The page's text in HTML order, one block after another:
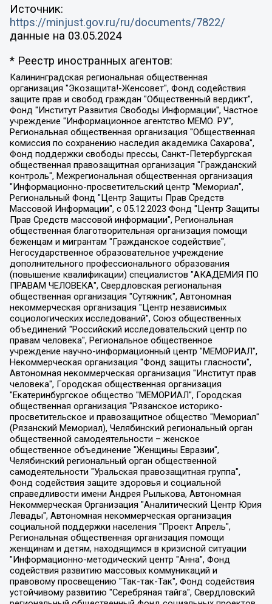
Источник:
https://minjust.gov.ru/ru/documents/7822/
данные на 03.05.2024
* Реестр иностранных агентов:
Калининградская региональная общественная организация "Экозащита!-Женсовет", Фонд содействия защите прав и свобод граждан "Общественный вердикт", Фонд "Институт Развития Свободы Информации", Частное учреждение "Информационное агентство МЕМО. РУ", Региональная общественная организация "Общественная комиссия по сохранению наследия академика Сахарова", Фонд поддержки свободы прессы, Санкт-Петербургская общественная правозащитная организация "Гражданский контроль", Межрегиональная общественная организация "Информационно-просветительский центр "Мемориал", Региональный Фонд "Центр Защиты Прав Средств Массовой Информации", с 05.12.2023 Фонд "Центр Защиты Прав Средств массовой информации", Региональная общественная благотворительная организация помощи беженцам и мигрантам "Гражданское содействие", Негосударственное образовательное учреждение дополнительного профессионального образования (повышение квалификации) специалистов "АКАДЕМИЯ ПО ПРАВАМ ЧЕЛОВЕКА", Свердловская региональная общественная организация "Сутяжник", Автономная некоммерческая организация "Центр независимых социологических исследований", Союз общественных объединений "Российский исследовательский центр по правам человека", Региональное общественное учреждение научно-информационный центр "МЕМОРИАЛ", Некоммерческая организация "Фонд защиты гласности", Автономная некоммерческая организация "Институт прав человека", Городская общественная организация "Екатеринбургское общество "МЕМОРИАЛ", Городская общественная организация "Рязанское историко-просветительское и правозащитное общество "Мемориал" (Рязанский Мемориал), Челябинский региональный орган общественной самодеятельности – женское общественное объединение "Женщины Евразии", Челябинский региональный орган общественной самодеятельности "Уральская правозащитная группа", Фонд содействия защите здоровья и социальной справедливости имени Андрея Рылькова, Автономная Некоммерческая Организация "Аналитический Центр Юрия Левады", Автономная некоммерческая организация социальной поддержки населения "Проект Апрель", Региональная общественная организация помощи женщинам и детям, находящимся в кризисной ситуации "Информационно-методический центр "Анна", Фонд содействия развитию массовых коммуникаций и правовому просвещению "Так-так-Так", Фонд содействия устойчивому развитию "Серебряная тайга", Свердловский региональный общественный фонд социальных проектов "Новое время", "Idel.Реалии", Кавказ.Реалии, Крым.Реалии, Телеканал Настоящее Время, Татаро-башкирская служба Радио Свобода (Azatliq Radiosi), Радио Свободная Европа/Радио Свобода (PCE/PC), "Сибирь.Реалии", "Фактограф", Благотворительный фонд помощи осужденным и их семьям, Автономная некоммерческая организация "Институт глобализации и социальных движений", Фонд "В защиту прав заключенных", Частное учреждение "Центр поддержки и содействия развитию средств массовой информации", Пензенский региональный общественный благотворительный фонд "Гражданский союз", "Север.Реалии", Некоммерческая организация Фонд "Правовая инициатива", Общество с ограниченной ответственностью "Радио Свободная Европа/Радио Свобода", Чешское информационное агентство "MEDIUM-ORIENT", Красноярская региональная общественная организация "Мы против СПИДа", Камалягин Денис Николаевич, Маркелов Сергей Евгеньевич, Пономарев Лев Александрович, Савицкая Людмила Алексеевна, Автономная некоммерческая организация "Центр по работе с проблемой насилия "НАСИЛИЮ.НЕТ", Межрегиональный профессиональный союз работников здравоохранения "Альянс врачей", Юридическое лицо, зарегистрированное в Латвийской Республике, SIA "Medusa Project" (регистрационный номер 40103797863, дата регистрации 10.06.2014), Некоммерческая организация "Фонд по борьбе с коррупцией", Автономная некоммерческая организация "Институт права и публичной политики", Баданин Роман Сергеевич, Гликин Максим Александрович, Железнова Мария Михайловна, Лукьянова Юлия Сергеевна, Маетная Елизавета Витальевна, Маняхин Петр Борисович, Чуракова Ольга Владимировна, Ярош Юлия Петровна, Юридическое лицо "The Insider SIA", зарегистрированное в Риге, Латвийская Республика (дата регистрации 26.06.2015), являющееся администратором доменного имени интернет-издания "The Insider SIA", https://theins.ru, Постернак Алексей Евгеньевич, Рубин Михаил Аркадьевич, Анин Роман Александрович, Юридическое лицо Istories fonds, зарегистрированное в Латвийской Республике (регистрационный номер 50008295751, дата регистрации 24.02.2020), Великовский Дмитрий Александрович, Долинина Ирина Николаевна, Мароховская Алеся Алексеевна, Шлейнов Роман Юрьевич, Шмагун Олеся Валентиновна, Общество с ограниченной ответственностью "Альтаир 2021", Общество с ограниченной ответственностью "Вега 2021", Общество с ограниченной ответственностью "Главный редактор 2021", Общество с ограниченной ответственностью "Ромашки монолит", Важенков Артем Валерьевич, Ивановская областная общественная организация "Центр гендерных исследований", Гурман Юрий Альбертович, Медиапроект "ОВД-Инфо", Егоров Владимир Владимирович, Жилинский Владимир Александрович, Общество с ограниченной ответственностью "ЗП", Иванова София Юрьевна, Карезина Инна Павловна, Кильтау Екатерина Викторовна, Петров Алексей Викторович, Пискунов Сергей Евгеньевич, Смирнов Сергей Сергеевич, Тихонов Михаил Сергеевич, Общество с ограниченной ответственностью "ЖУРНАЛИСТ-ИНОСТРАННЫЙ АГЕНТ", Арапова Галина Юрьевна, Вольтская Татьяна Анатольевна, Американская компания "Mason G.E.S. Anonymous Foundation" (США), являющаяся владельцем интернет-издания https://mnews.world/, Компания "Stichting Bellingcat", зарегистрированная в Нидерландах (дата регистрации 11.07.2018), Захаров Андрей Вячеславович, Клепиковская Екатерина Дмитриевна, Общество с ограниченной ответственностью "МЕМО", Перл Роман Александрович, Симонов Евгений Алексеевич, Соловьева Елена Анатольевна, Сотников Даниил Владимирович, Сурначева Елизавета Дмитриевна, Автономная некоммерческая организация по защите прав человека и информированию населения "Якутия – Наше Мнение", Общество с ограниченной ответственностью "Москоу диджитал медиа", с 26.01.2023 Общество с ограниченной ответственностью "Чайка Белые сады", Ветошкина Валерия Валерьевна, Заговора Максим Александрович, Межрегиональное общественное движение "Российская ЛГБТ - сеть", Оленичев Максим Владимирович, Павлов Иван Юрьевич, Скворцова Елена Сергеевна, Общество с ограниченной ответственностью "Как бы инагент", Кочетков Игорь Викторович, Общество с ограниченной ответственностью "Честные выборы", Еланчик Олег Александрович, Общество с ограниченной ответственностью "Нобелевский призыв", Гималова Регина Эмилевна, Григорьев Андрей Валерьевич, Григорьева Алина Александровна, Ассоциация по содействию защите прав призывников, альтернативнослужащих и военнослужащих "Правозащитная группа "Гражданин.Армия.Право", Хисамова Регина Фаритовна, Автономная некоммерческая организация по реализации социально-правовых программ "Лилит", Дальневосточное общественное движение "Маяк", Санкт-Петербургская ЛГБТ-инициативная группа "Выход", Инициативная группа ЛГБТ+ "Реверс", Алексеев Андрей Викторович, Бекбулатова Таисия Львовна, Беляев Иван Михайлович, Владыкина Елена Сергеевна, Гельман Марат Александрович, Никульшина Вероника Юрьевна, Толоконникова Надежда Андреевна, Шендерович Виктор Анатольевич, Общество с ограниченной ответственностью "Данное сообщение", Общество с ограниченной ответственностью Издательский дом "Новая глава", Айнбиндер Александра Александровна, Московский комьюнити-центр для ЛГБТ+инициатив, Благотворительный фонд развития филантропии, Deutsche Welle (Германия, Kurt-Schumacher-Strasse 3, 53113 Bonn), Борзунова Мария Михайловна, Воробьев Виктор Викторович, Голубева Анна Львовна, Константинова Алла Михайловна, Малкова Ирина Владимировна, Мурадов Мурад Абдулгалимович, Осетинская Елизавета Николаевна, Понасенков Евгений Николаевич, Ганапольский Матвей Юрьевич, Киселев Евгений Алексеевич, Борухович Ирина Григорьевна, Дремин Иван Тимофеевич, Дубровский Дмитрий Викторович, Красноярская региональная общественная организация поддержки и развития альтернативных образовательных технологий и межкультурных коммуникаций "ИНТЕРРА", Маяковская Екатерина Алексеевна, Фейгин Марк Захарович, Филимонов Андрей Викторович, Дзугкоева Регина Николаевна, Доброхотов Роман Александрович, Дудь Юрий Александрович, Елкин Сергей Владимирович, Кругликов Кирилл Игоревич, Сабунаева Мария Леонидовна, Семенов Алексей Владимирович, Шаинян Карен Багратович, Шульман Екатерина Михайловна, Асафьев Артур Валерьевич, Вахштайн Виктор Семенович, Венедиктов Алексей Алексеевич, Лушникова Екатерина Евгеньевна, Волков Леонид Михайлович, Невзоров Александр Глебович, Пархоменко Сергей Борисович, Сироткин Ярослав Николаевич, Кара-Мурза Владимир Владимирович, Баранова Наталья Владимировна, Гозман Леонид Яковлевич, Кагарлицкий Борис Юльевич, Климарев Михаил Валерьевич, Милов Владимир Станиславович, Автономная некоммерческая организация Краснодарский центр современного искусства "Типография", Моргенштерн Алишер Тагирович, Соболь Любовь Эдуардовна, Общество с ограниченной ответственностью "ЛИЗА НОРМ", Каспаров Гарри Кимович, Ходорковский Михаил Борисович, Общество с ограниченной ответственностью "Апрельские тезисы", Данилович Ирина Брониславовна, Кашин Олег Владимирович, Петров Николай Владимирович, Пивоваров Алексей Владимирович, Соколов Михаил Владимирович, Цветкова Юлия Владимировна, Чичваркин Евгений Александрович, Комитет против пыток/Команда против пыток, Общество с ограниченной ответственностью "Первый научный", Общество с ограниченной ответственностью "Вертолет и ко", Белоцерковская Вероника Борисовна, Кац Максим Евгеньевич, Лазарева Татьяна Юрьевна, Шаведдинов Руслан Табризович, Яшин Илья Валерьевич, Общество с ограниченной ответственностью "Иноагент ААВ", Алешковский Дмитрий Петрович, Альбац Евгения Марковна, Быков Дмитрий Львович, Галямина Юлия Евгеньевна, Лойко Сергей Леонидович, Мартынов Кирилл Константинович, Медведев Сергей Александрович, Крашенинников Федор Геннадиевич, Гордеева Катерина Вл